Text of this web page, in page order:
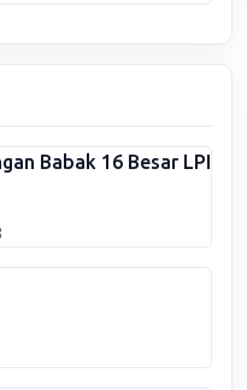
Babak 16 Besar LPI